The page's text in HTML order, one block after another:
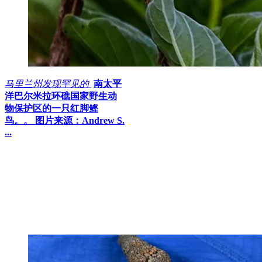
马里兰州发现罕见的 南太平
洋巴尔米拉环礁国家野生动
物保护区的一只红脚鲣
鸟。。 图片来源：Andrew S.
...